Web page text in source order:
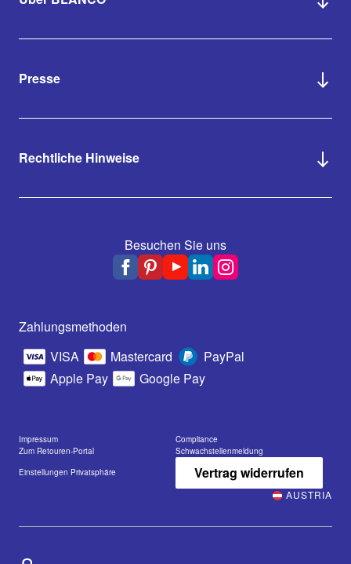
Presse
Rechtliche Hinweise
Besuchen Sie uns
Zahlungsmethoden
VISA
Mastercard
PayPal
Apple Pay
Google Pay
Impressum
Compliance
Zum Retouren-Portal
Schwachstellenmeldung
Einstellungen Privatsphäre
Vertrag widerrufen
AUSTRIA